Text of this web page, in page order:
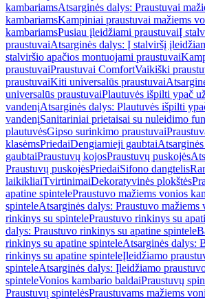
kambariamsAtsarginės dalys: Praustuvai
kambariamsKampiniai praustuvai mažiems
kambariamsPusiau įleidžiami praustuvaiĮ
praustuvaiAtsarginės dalys: Į stalviršį
stalviršio apačios montuojami praustuvai
praustuvaiPraustuvai ComfortVaikiški
praustuvaiKiti universalūs praustuvai
universalūs praustuvaiPlautuvės išpilti ypač
vandenįAtsarginės dalys: Plautuvės išpilti
vandenįSanitariniai prietaisai su nuleidimo
plautuvėsGipso surinkimo praustuvai
klasėmsPriedaiDengiamieji gaubtai
gaubtaiPraustuvų kojosPraustuvų puskojės
Praustuvų puskojėsPriedaiSifono dangtelis
laikikliaiTvirtinimaiDekoratyvinės plokštės
apatine spintelePraustuvo mažiems vonios
spinteleAtsarginės dalys: Praustuvo mažiems
rinkinys su spintelePraustuvo rinkinys su
dalys: Praustuvo rinkinys su apatine spintele
rinkinys su apatine spinteleAtsarginės dalys:
rinkinys su apatine spinteleĮleidžiamo
spinteleAtsarginės dalys: Įleidžiamo
spinteleVonios kambario baldaiPraustuvų
Praustuvų spintelėsPraustuvams mažiems